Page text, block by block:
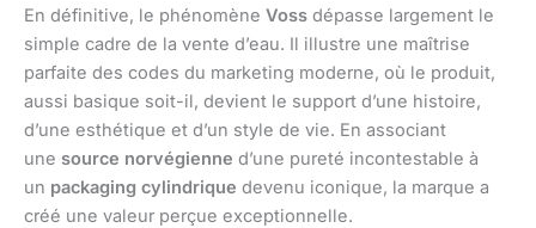
En définitive, le phénomène Voss dépasse largement le
simple cadre de la vente d’eau. Il illustre une maîtrise
parfaite des codes du marketing moderne, où le produit,
aussi basique soit-il, devient le support d’une histoire,
d’une esthétique et d’un style de vie. En associant
une source norvégienne d’une pureté incontestable à
un packaging cylindrique devenu iconique, la marque a
créé une valeur perçue exceptionnelle.